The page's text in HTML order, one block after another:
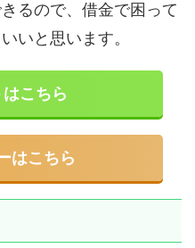
るので、借金で困って
いと思います。
こちら
はこちら